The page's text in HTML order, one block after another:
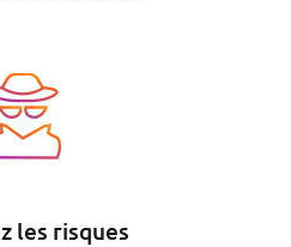
les risques